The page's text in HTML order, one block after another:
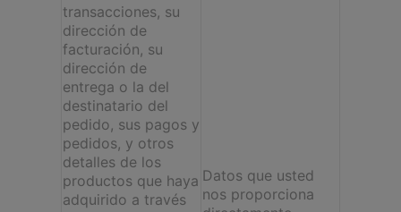
transacciones, su
dirección de
facturación, su
dirección de
entrega o la del
destinatario del
pedido, sus pagos y
pedidos, y otros
detalles de los
productos que haya
adquirido a través
Datos que usted
nos proporciona